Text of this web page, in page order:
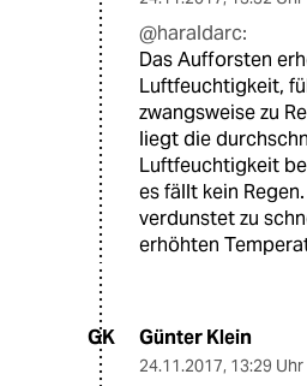
@haraldarc:
Das Aufforsten
Luftfeuchtigkeit,
zwangsweise zu
liegt die
Luftfeuchtigkeit
es fällt kein
verdunstet zu
erhöhten
GK Günter Klein
24.11.2017, 13:29 Uhr